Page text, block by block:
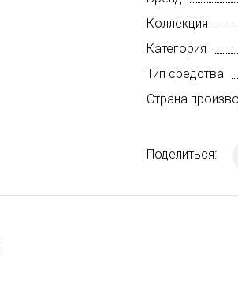
Коллекция
Категория
Тип средства
Страна
Поделиться: